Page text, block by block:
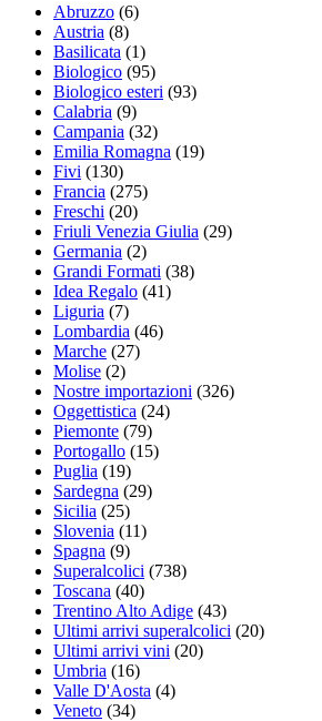
Abruzzo (6)
Austria (8)
Basilicata (1)
Biologico (95)
Biologico esteri (93)
Calabria (9)
Campania (32)
Emilia Romagna (19)
Fivi (130)
Francia (275)
Freschi (20)
Friuli Venezia Giulia (29)
Germania (2)
Grandi Formati (38)
Idea Regalo (41)
Liguria (7)
Lombardia (46)
Marche (27)
Molise (2)
Nostre importazioni (326)
Oggettistica (24)
Piemonte (79)
Portogallo (15)
Puglia (19)
Sardegna (29)
Sicilia (25)
Slovenia (11)
Spagna (9)
Superalcolici (738)
Toscana (40)
Trentino Alto Adige (43)
Ultimi arrivi superalcolici (20)
Ultimi arrivi vini (20)
Umbria (16)
Valle D'Aosta (4)
Veneto (34)